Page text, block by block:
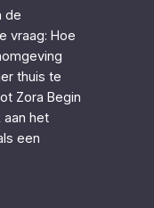
de
vraag: Hoe
thuis te
Zora Begin
het
een